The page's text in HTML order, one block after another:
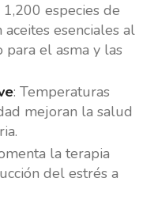
1,200 especies de
esenciales al
para el asma y las
: Temperaturas
mejoran la salud
la terapia
del estrés a